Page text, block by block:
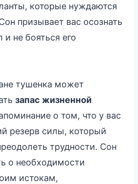
которые нуждаются
призывает вас осознать
и не бояться его
тушенка может
запас жизненной
о том, что у вас
резерв силы, который
трудности. Сон
о необходимости
истокам,